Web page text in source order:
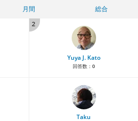
月間
総合
2
Yuya J. Kato
回答数： 0
Taku